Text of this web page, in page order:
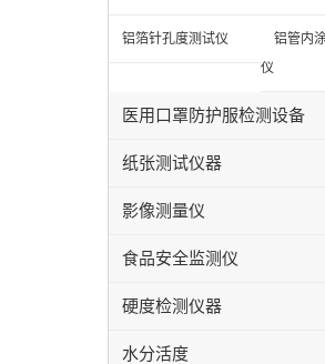
铝箔针孔度测试仪
铝管内
仪
医用口罩防护服检测设备
纸张测试仪器
影像测量仪
食品安全监测仪
硬度检测仪器
水分活度